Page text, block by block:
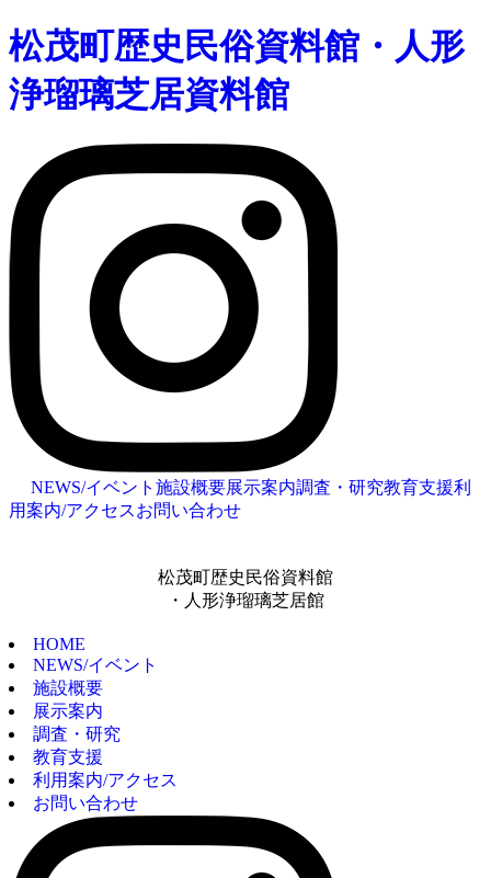
松茂町歴史民俗資料館・人形
浄瑠璃芝居資料館
NEWS/イベント 施設概要展示案内調査・研究教育支援利
用案内/アクセスお問い合わせ
松茂町歴史民俗資料館
・人形浄瑠璃芝居館
HOME
NEWS/イベント
施設概要
展示案内
調査・研究
教育支援
利用案内/アクセス
お問い合わせ